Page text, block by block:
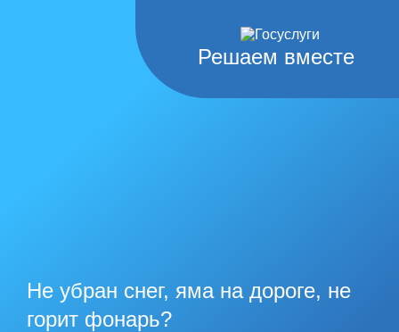
Решаем вместе
Не убран снег, яма на дороге, не
горит фонарь?